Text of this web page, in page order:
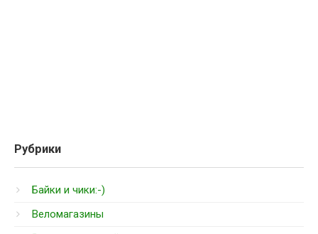
Рубрики
Байки и чики:-)
Веломагазины